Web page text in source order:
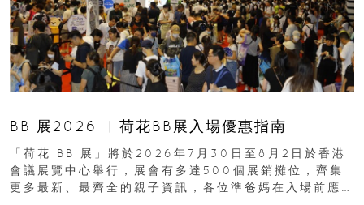
BB 展2026 ︳荷花BB展入場優惠指南
「荷花 BB 展」將於2026年7月30日至8月2日於香港
會議展覽中心舉行，展會有多達500個展銷攤位，齊集
更多最新、最齊全的親子資訊，各位準爸媽在入場前應